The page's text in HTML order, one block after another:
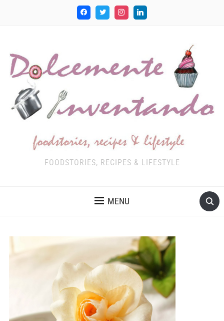
FOODSTORIES, RECIPES & LIFESTYLE
MENU